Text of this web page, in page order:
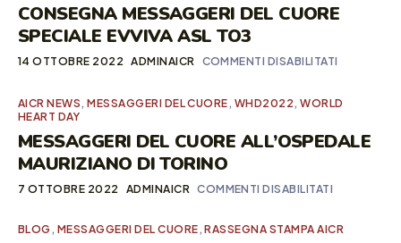
CONSEGNA MESSAGGERI DEL CUORE
SPECIALE EVVIVA ASL TO3
14 OTTOBRE 2022 ADMINAICR COMMENTI DISABILITATI
AICR NEWS ,MESSAGGERI DEL CUORE , WHD2022 ,WORLD
HEART DAY
MESSAGGERI DEL CUORE ALL’OSPEDALE
MAURIZIANO DI TORINO
7 OTTOBRE 2022 ADMINAICR COMMENTI DISABILITATI
BLOG , MESSAGGERI DEL CUORE ,RASSEGNA STAMPA AICR